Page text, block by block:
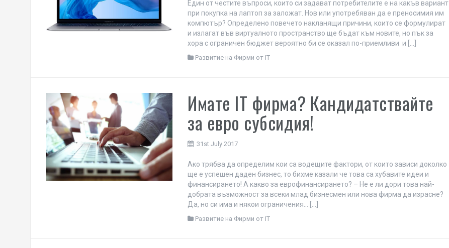
Един от честите въпроси, които си задават потребителите е на какъв вариант
при покупка на лаптоп за заложат. Нов или употребяван да е преносимия им
компютър? Определено повечето накланящи причини, които се формулират
и излагат във виртуалното пространство ще бъдат към новите, но пък за
хора с ограничен бюджет вероятно би се оказал по-приемливи и […]
Развитие на Фирми от IT
Имате IT фирма? Кандидатствайте
за евро субсидия!
31st July 2017
Ако трябва да определим кои са водещите фактори, от които зависи доколко
ще е успешен даден бизнес, то бихме казали че това са хубавите идеи и
финансирането! А какво за еврофинансирането? – Не е ли дори това най-
добрата възможност за всеки млад бизнесмен или нова фирма да израсне?
Да, но си има и някои ограничения… […]
Развитие на Фирми от IT